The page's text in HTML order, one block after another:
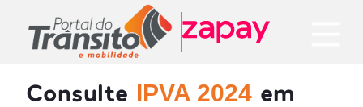
Consulte IPVA 2024 em